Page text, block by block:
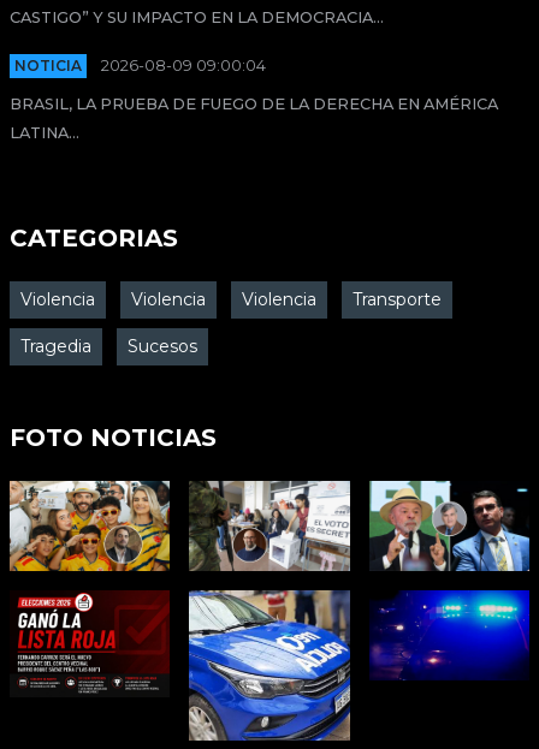
CASTIGO” Y SU IMPACTO EN LA DEMOCRACIA...
NOTICIA 2026-08-09 09:00:04
BRASIL, LA PRUEBA DE FUEGO DE LA DERECHA EN AMÉRICA
LATINA...
CATEGORIAS
Violencia Violencia Violencia Transporte
Tragedia Sucesos
FOTO NOTICIAS